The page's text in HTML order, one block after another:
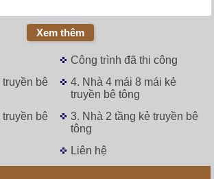
Xem thêm
Công trình đã thi công
truyền bê
4. Nhà 4 mái 8 mái kẻ
truyền bê tông
truyền bê
3. Nhà 2 tầng kẻ truyền bê
tông
Liên hệ